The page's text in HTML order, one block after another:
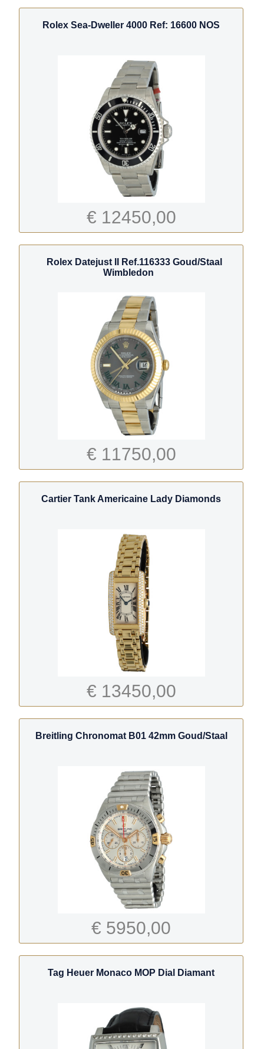
Rolex Sea-Dweller 4000 Ref: 16600 NOS
€ 12450,00
Rolex Datejust II Ref.116333 Goud/Staal
Wimbledon
€ 11750,00
Cartier Tank Americaine Lady Diamonds
€ 13450,00
Breitling Chronomat B01 42mm Goud/Staal
€ 5950,00
Tag Heuer Monaco MOP Dial Diamant